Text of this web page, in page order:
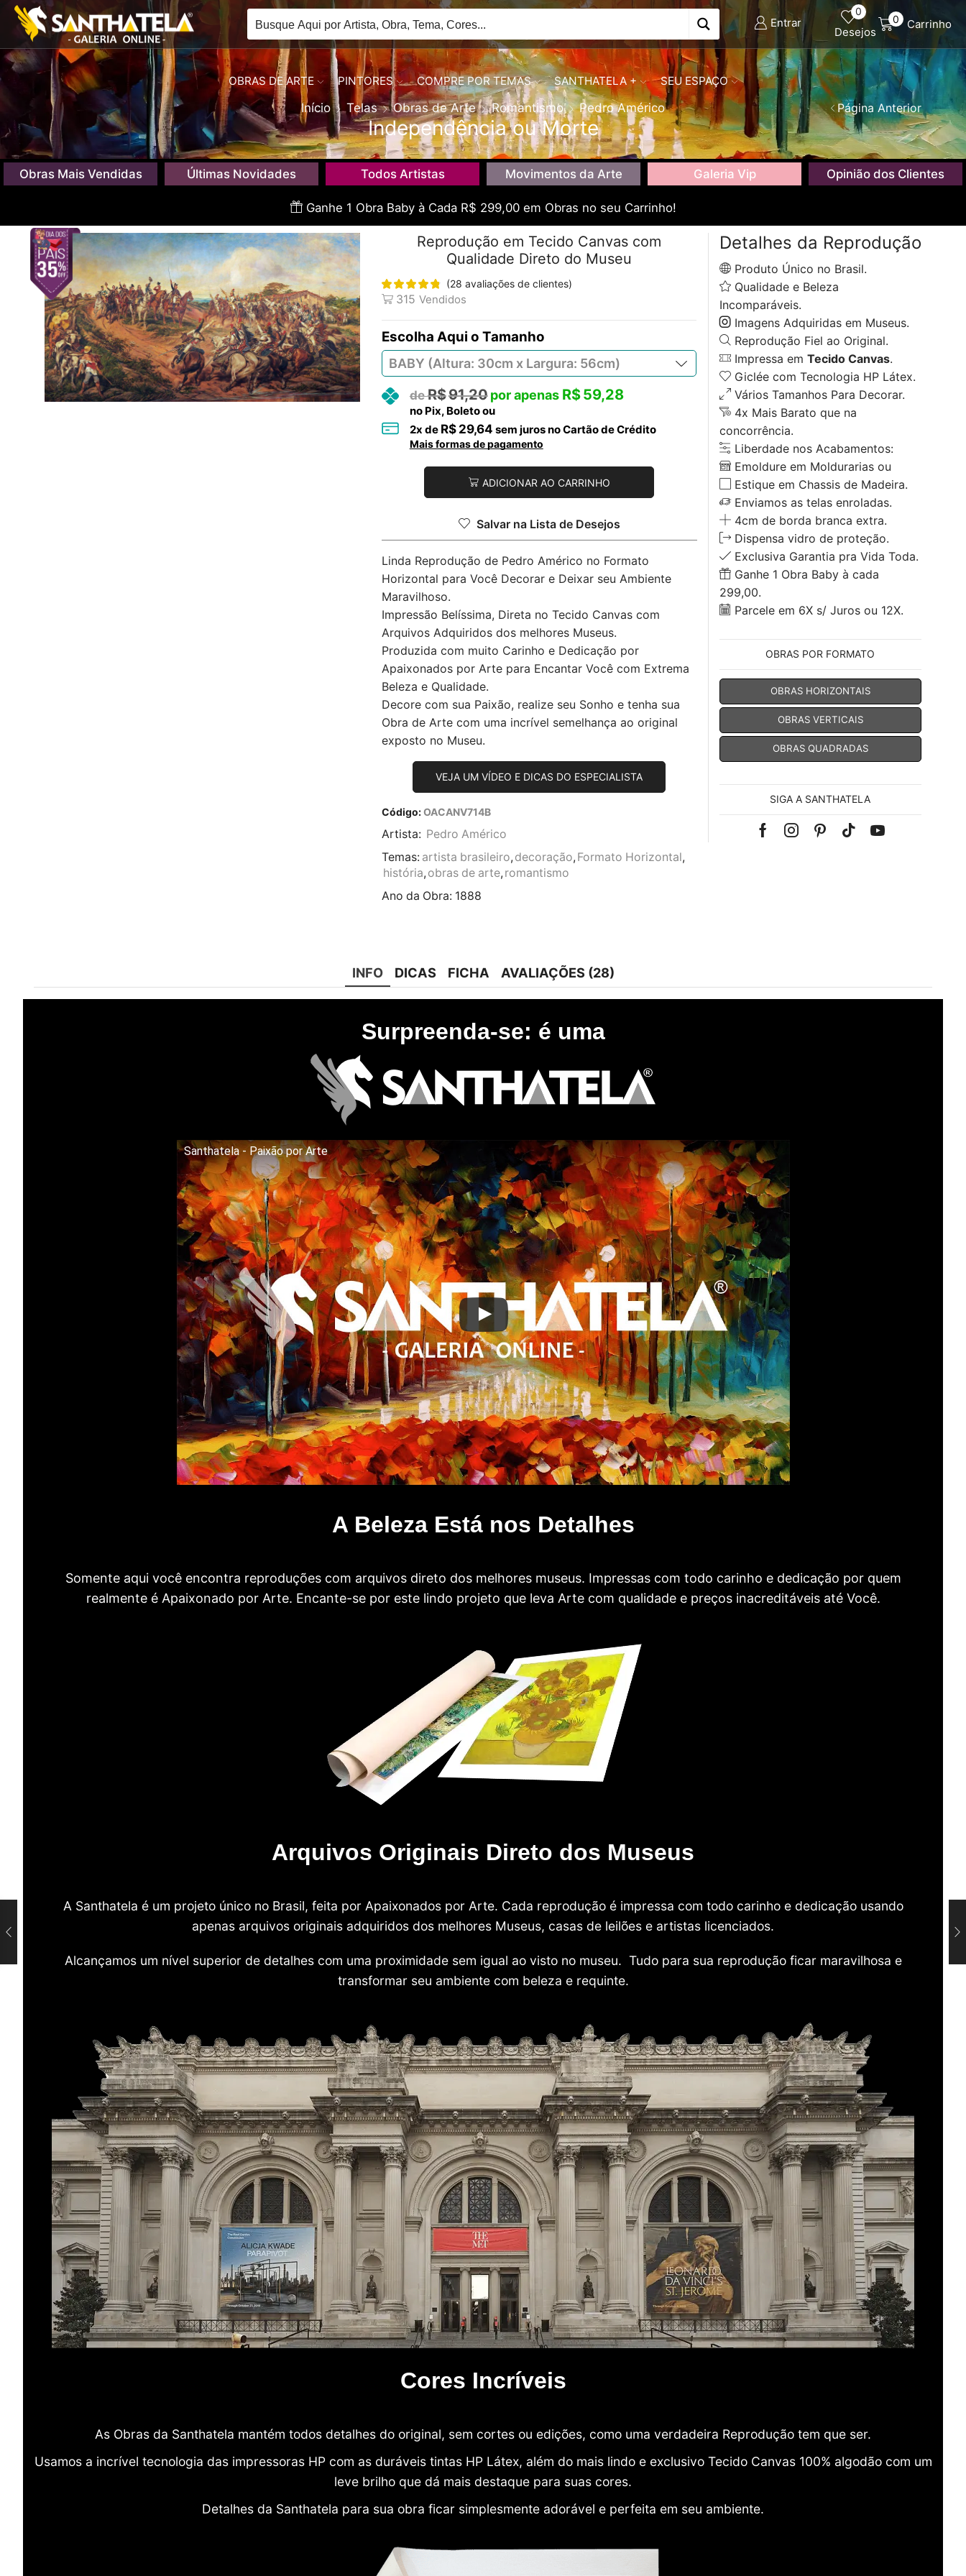
Entrar
0
Desejos
0 Carrinho
OBRAS DE ARTE PINTORES COMPRE POR TEMAS SANTHATELA + SEU ESPAÇO
Início Telas Obras de Arte Romantismo Pedro Américo
Independência ou Morte
Página Anterior
Obras Mais Vendidas Últimas Novidades Todos Artistas Movimentos da Arte Galeria Vip Opinião dos Clientes
Ganhe 1 Obra Baby à Cada R$ 299,00 em Obras no seu Carrinho!
Reprodução em Tecido Canvas com
Qualidade Direto do Museu
(28 avaliações de clientes)
315 Vendidos
Tamanho
R$91,20 R$59,28
no Pix, Boleto ou
2x de R$ 29,64 sem juros no Cartão de Crédito
Mais formas de pagamento
ADICIONAR AO CARRINHO
Salvar na Lista de Desejos
Linda Reprodução de Pedro Américo no Formato
Horizontal para Você Decorar e Deixar seu Ambiente
Maravilhoso.
Impressão Belíssima, Direta no Tecido Canvas com
Arquivos Adquiridos dos melhores Museus.
Produzida com muito Carinho e Dedicação por
Apaixonados por Arte para Encantar Você com Extrema
Beleza e Qualidade.
Decore com sua Paixão, realize seu Sonho e tenha sua
Obra de Arte com uma incrível semelhança ao original
exposto no Museu.
VEJA UM VÍDEO E DICAS DO ESPECIALISTA
Código:OACANV714B
Artista: Pedro Américo
Temas: artista brasileiro, decoração, Formato Horizontal,
história, obras de arte, romantismo
Ano da Obra: 1888
Detalhes da Reprodução
Produto Único no Brasil.
Qualidade e Beleza
Incomparáveis.
Imagens Adquiridas em Museus.
Reprodução Fiel ao Original.
Impressa em Tecido Canvas.
Giclée com Tecnologia HP Látex.
Vários Tamanhos Para Decorar.
4x Mais Barato que na
concorrência.
Liberdade nos Acabamentos:
Emoldure em Moldurarias ou
Estique em Chassis de Madeira.
Enviamos as telas enroladas.
4cm de borda branca extra.
Dispensa vidro de proteção.
Exclusiva Garantia pra Vida Toda.
Ganhe 1 Obra Baby à cada
299,00.
Parcele em 6X s/ Juros ou 12X.
OBRAS POR FORMATO
OBRAS HORIZONTAIS
OBRAS VERTICAIS
OBRAS QUADRADAS
SIGA A SANTHATELA
FacebookInstagramPinterest
Tik-Youtube
INFO DICAS FICHA AVALIAÇÕES (28)
Surpreenda-se: é uma
Santhatela - Paixão por Arte
A Beleza Está nos Detalhes
Somente aqui você encontra reproduções com arquivos direto dos melhores museus. Impressas com todo carinho e dedicação por quem
realmente é Apaixonado por Arte. Encante-se por este lindo projeto que leva Arte com qualidade e preços inacreditáveis até Você.
Arquivos Originais Direto dos Museus
A Santhatela é um projeto único no Brasil, feita por Apaixonados por Arte. Cada reprodução é impressa com todo carinho e dedicação usando
apenas arquivos originais adquiridos dos melhores Museus, casas de leilões e artistas licenciados.
Alcançamos um nível superior de detalhes com uma proximidade sem igual ao visto no museu. Tudo para sua reprodução ficar maravilhosa e
transformar seu ambiente com beleza e requinte.
Cores Incríveis
As Obras da Santhatela mantém todos detalhes do original, sem cortes ou edições, como uma verdadeira Reprodução tem que ser.
Usamos a incrível tecnologia das impressoras HP com as duráveis tintas HP Látex, além do mais lindo e exclusivo Tecido Canvas 100% algodão com um
leve brilho que dá mais destaque para suas cores.
Detalhes da Santhatela para sua obra ficar simplesmente adorável e perfeita em seu ambiente.